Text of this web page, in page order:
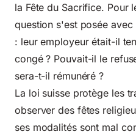
la Fête du Sacrifice. Pour
question s'est posée
: leur employeur était-il
congé ? Pouvait-il le
sera-t-il rémunéré ?
La loi suisse protège les
observer des fêtes
ses modalités sont mal